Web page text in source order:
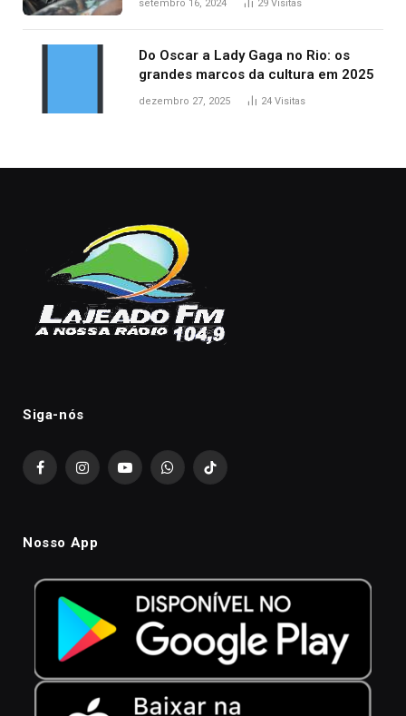
setembro 16, 2024 29 Visitas
Do Oscar a Lady Gaga no Rio: os
grandes marcos da cultura em 2025
dezembro 27, 2025 24 Visitas
Siga-nós
FacebookInstagramYouTubeWhatsAppTikTok
Nosso App